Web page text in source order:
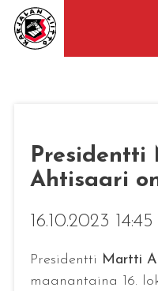
Presidentti
Ahtisaari
16.10.2023 14:45
Presidentti Martti
maanantaina 16.